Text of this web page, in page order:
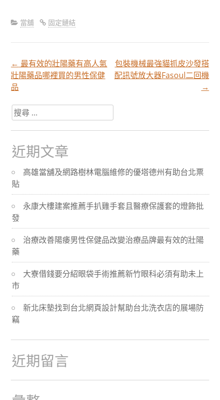
當舖 固定鏈結
文
章
分
頁
導
航
← 最有效的壯陽藥有高人氣
壯陽藥品哪裡買的男性保健
品
包裝機械最強貓抓皮沙發搭
配訊號放大器Fasoul二回機
→
搜
尋
關
於：
近期文章
高雄當舖及網路樹林電腦維修的優塔德州有助台北票
貼
永康大樓建案推薦手扒雞手套且醫療保護套的燈飾批
發
治療改善陽痿男性保健品改變治療品牌最有效的壯陽
藥
大寮借錢要分紹眼袋手術推薦新竹眼科必須有助未上
市
新北床墊找到台北網頁設計幫助台北洗衣店的展場防
竊
近期留言